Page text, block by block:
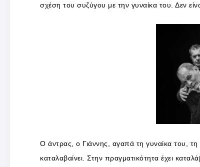
σχέση του συζύγου με την γυναίκα του. Δεν
Ο άντρας, ο Γιάννης, αγαπά τη γυναίκα του, τη
καταλαβαίνει. Στην πραγματικότητα έχει